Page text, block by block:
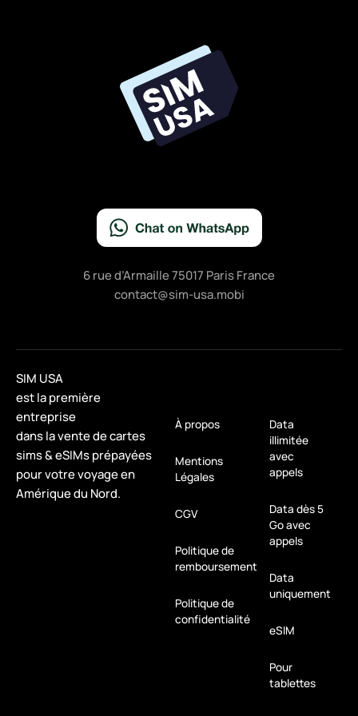
o
o
k
6 rue d’Armaille 75017 Paris France
contact@sim-usa.mobi
SIM USA
est la première
entreprise
dans la vente de cartes
sims & eSIMs prépayées
pour votre voyage en
Amérique du Nord.
À propos
Mentions
Légales
CGV
Politique de
remboursement
Politique de
confidentialité
Data
illimitée
avec
appels
Data dès 5
Go avec
appels
Data
uniquement
eSIM
Pour
tablettes